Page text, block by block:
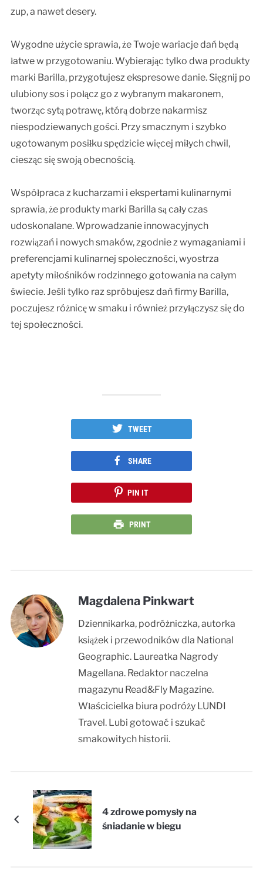
zup, a nawet desery.
Wygodne użycie sprawia, że Twoje wariacje dań będą
łatwe w przygotowaniu. Wybierając tylko dwa produkty
marki Barilla, przygotujesz ekspresowe danie. Sięgnij po
ulubiony sos i połącz go z wybranym makaronem,
tworząc sytą potrawę, którą dobrze nakarmisz
niespodziewanych gości. Przy smacznym i szybko
ugotowanym posiłku spędzicie więcej miłych chwil,
ciesząc się swoją obecnością.
Współpraca z kucharzami i ekspertami kulinarnymi
sprawia, że produkty marki Barilla są cały czas
udoskonalane. Wprowadzanie innowacyjnych
rozwiązań i nowych smaków, zgodnie z wymaganiami i
preferencjami kulinarnej społeczności, wyostrza
apetyty miłośników rodzinnego gotowania na całym
świecie. Jeśli tylko raz spróbujesz dań firmy Barilla,
poczujesz różnicę w smaku i również przyłączysz się do
tej społeczności.
TWEET
SHARE
PIN IT
PRINT
Magdalena Pinkwart
Dziennikarka, podróżniczka, autorka
książek i przewodników dla National
Geographic. Laureatka Nagrody
Magellana. Redaktor naczelna
magazynu Read&Fly Magazine.
Właścicielka biura podróży LUNDI
Travel. Lubi gotować i szukać
smakowitych historii.
4 zdrowe pomysły na
śniadanie w biegu